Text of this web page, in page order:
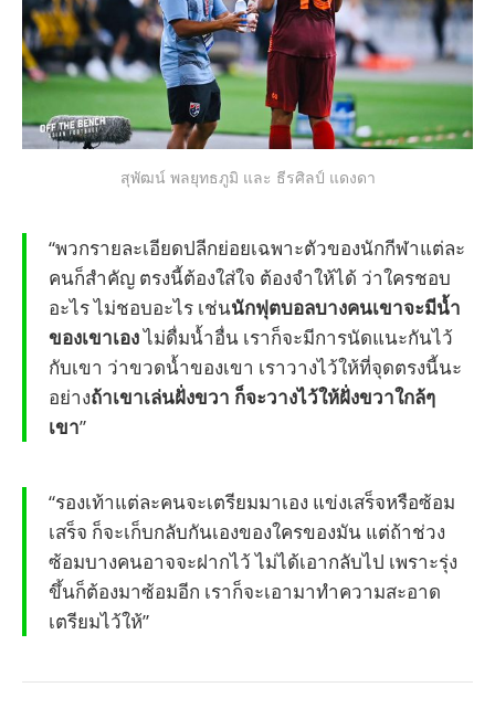
สุพัฒน์ พลยุทธภูมิ และ ธีรศิลป์ แดงดา
“พวกรายละเอียดปลีกย่อยเฉพาะตัวของนักกีฬาแต่ละ
คนก็สำคัญ ตรงนี้ต้องใส่ใจ ต้องจำให้ได้ ว่าใครชอบ
อะไร ไม่ชอบอะไร เช่นนักฟุตบอลบางคนเขาจะมีน้ำ
ของเขาเองไม่ดื่มน้ำอื่น เราก็จะมีการนัดแนะกันไว้
กับเขา ว่าขวดน้ำของเขา เราวางไว้ให้ที่จุดตรงนี้นะ
อย่างถ้าเขาเล่นฝั่งขวา ก็จะวางไว้ให้ฝั่งขวาใกล้ๆ
เขา”
“รองเท้าแต่ละคนจะเตรียมมาเอง แข่งเสร็จหรือซ้อม
เสร็จ ก็จะเก็บกลับกันเองของใครของมัน แต่ถ้าช่วง
ซ้อมบางคนอาจจะฝากไว้ ไม่ได้เอากลับไป เพราะรุ่ง
ขึ้นก็ต้องมาซ้อมอีก เราก็จะเอามาทำความสะอาด
เตรียมไว้ให้”